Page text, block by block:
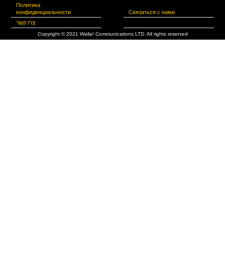
Политика
конфиденциальности
Связаться с нами
צרו קשר
Copyright © 2021 Walla! Communications LTD. All rights reserved